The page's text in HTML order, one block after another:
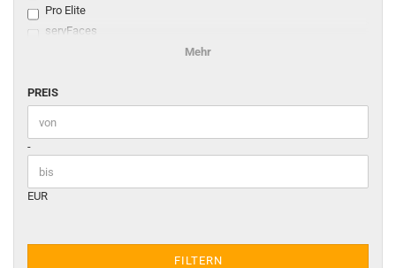
Pro Elite
servFaces
PREIS
PREIS
Preis bis
-
EUR
FILTERN